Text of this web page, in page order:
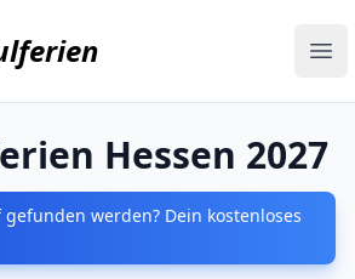
Hessen 2027
werden? Dein kostenloses